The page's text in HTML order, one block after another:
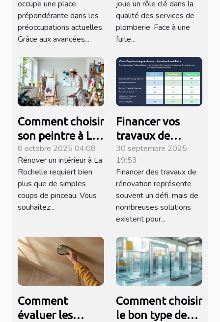
améliorent-elles
la sécurité des
foyers ?
occupe une place
prépondérante dans les
préoccupations actuelles.
Grâce aux avancées...
plomberie ?
joue un rôle clé dans la
qualité des services de
plomberie. Face à une
fuite...
Comment choisir
son peintre à La
Rochelle pour
une rénovation
réussie ?
8 octobre 2025 04:08
Rénover un intérieur à La
Rochelle requiert bien
plus que de simples
coups de pinceau. Vous
souhaitez...
Financer vos
travaux de
rénovation :
options et
conseils
30 septembre 2025
19:53
Financer des travaux de
rénovation représente
souvent un défi, mais de
nombreuses solutions
existent pour...
Comment
évaluer les
Comment choisir
le bon type de